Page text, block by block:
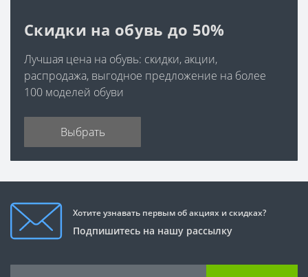
Скидки на обувь до 50%
Лучшая цена на обувь: скидки, акции,
распродажа, выгодное предложение на более
100 моделей обуви
Выбрать
Хотите узнавать первым об акциях и скидках?
Подпишитесь на нашу рассылку